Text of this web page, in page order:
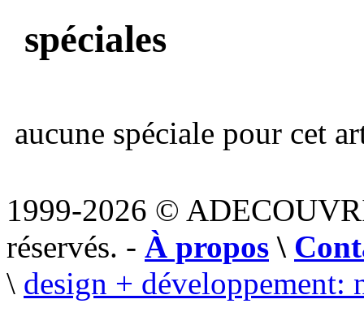
spéciales
aucune spéciale pour cet
1999-2026 ©
réservés. - À propos \
\ design + développement: